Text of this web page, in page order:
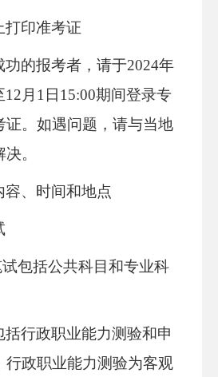
打印准考证
功的报考者，请于2024年
12月1日15:00期间登录专
证。如遇问题，请与当地
。
容、时间和地点
包括公共科目和专业科
括行政职业能力测验和申
行政职业能力测验为客观